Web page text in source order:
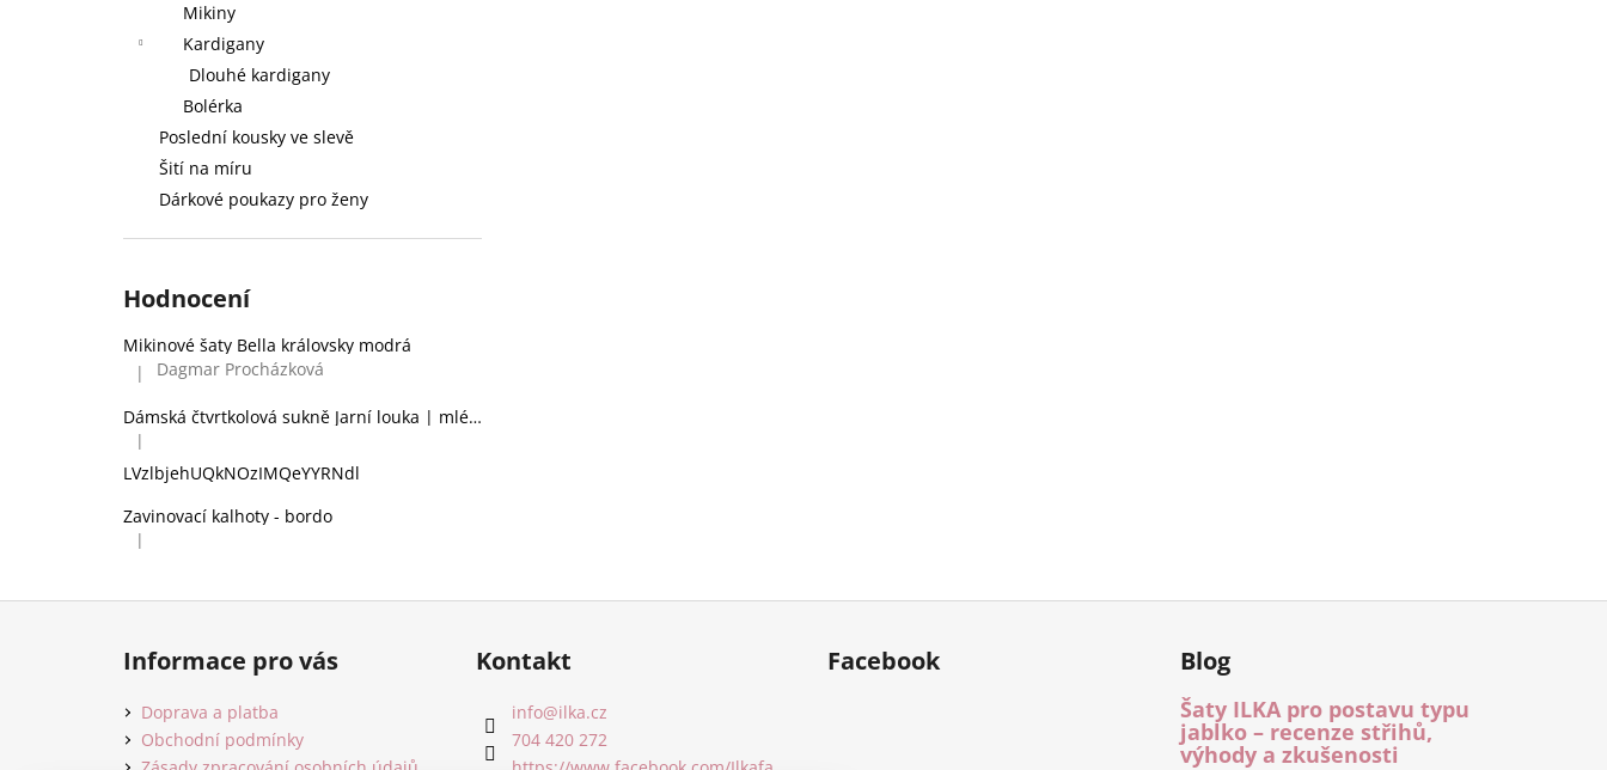
Mikiny
Kardigany
Dlouhé kardigany
Bolérka
Poslední kousky ve slevě
Šití na míru
Dárkové poukazy pro ženy
Hodnocení
Mikinové šaty Bella královsky modrá
Hodnocení produktu je 5 z 5 hvězdiček.
| Dagmar Procházková
Dámská čtvrtkolová sukně Jarní louka | mléčné hedvábí
Hodnocení produktu je 2 z 5 hvězdiček.
|
LVzlbjehUQkNOzIMQeYYRNdl
Zavinovací kalhoty - bordo
Hodnocení produktu je 5 z 5 hvězdiček.
|
Z
Informace pro vás
Doprava a platba
Obchodní podmínky
Kontakt
info@ilka.cz
704 420 272
Facebook Blog
Šaty ILKA pro postavu typu
jablko – recenze střihů,
výhody a zkušenosti